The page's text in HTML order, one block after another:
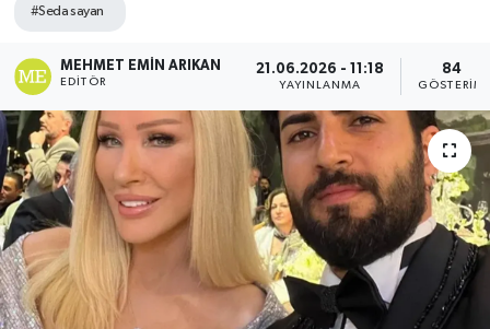
#Seda sayan
MEHMET EMIN ARIKAN
EDITÖR
21.06.2026 - 11:18
YAYINLANMA
84
GÖSTERIM